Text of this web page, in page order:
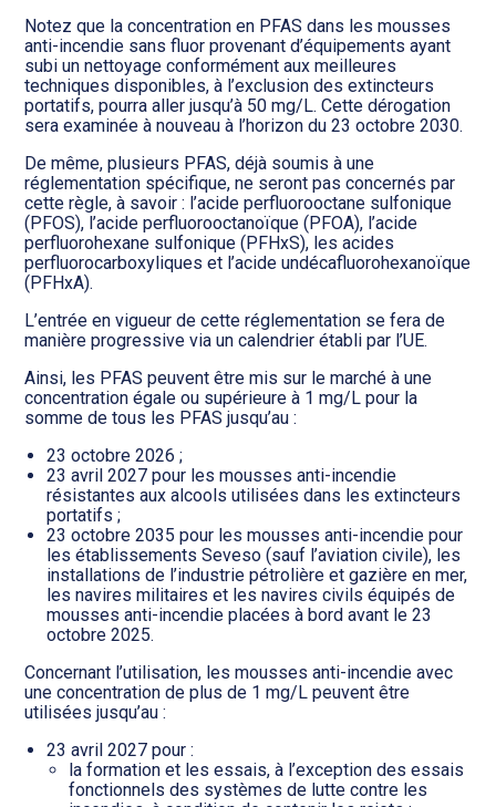
Notez que la concentration en PFAS dans les mousses
anti-incendie sans fluor provenant d’équipements ayant
subi un nettoyage conformément aux meilleures
techniques disponibles, à l’exclusion des extincteurs
portatifs, pourra aller jusqu’à 50 mg/L. Cette dérogation
sera examinée à nouveau à l’horizon du 23 octobre 2030.
De même, plusieurs PFAS, déjà soumis à une
réglementation spécifique, ne seront pas concernés par
cette règle, à savoir : l’acide perfluorooctane sulfonique
(PFOS), l’acide perfluorooctanoïque (PFOA), l’acide
perfluorohexane sulfonique (PFHxS), les acides
perfluorocarboxyliques et l’acide undécafluorohexanoïque
(PFHxA).
L’entrée en vigueur de cette réglementation se fera de
manière progressive via un calendrier établi par l’UE.
Ainsi, les PFAS peuvent être mis sur le marché à une
concentration égale ou supérieure à 1 mg/L pour la
somme de tous les PFAS jusqu’au :
23 octobre 2026 ;
23 avril 2027 pour les mousses anti-incendie
résistantes aux alcools utilisées dans les extincteurs
portatifs ;
23 octobre 2035 pour les mousses anti-incendie pour
les établissements Seveso (sauf l’aviation civile), les
installations de l’industrie pétrolière et gazière en mer,
les navires militaires et les navires civils équipés de
mousses anti-incendie placées à bord avant le 23
octobre 2025.
Concernant l’utilisation, les mousses anti-incendie avec
une concentration de plus de 1 mg/L peuvent être
utilisées jusqu’au :
23 avril 2027 pour :
la formation et les essais, à l’exception des essais
fonctionnels des systèmes de lutte contre les